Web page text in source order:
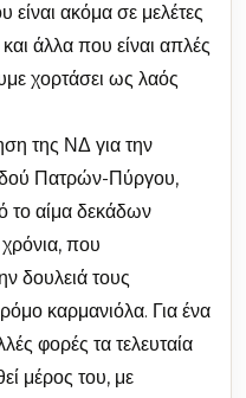
είναι ακόμα σε μελέτες
άλλα που είναι απλές
χορτάσει ως λαός
της ΝΔ για την
Πατρών-Πύργου,
το αίμα δεκάδων
που
δουλειά τους
καρμανιόλα. Για ένα
φορές τα τελευταία
μέρος του, με